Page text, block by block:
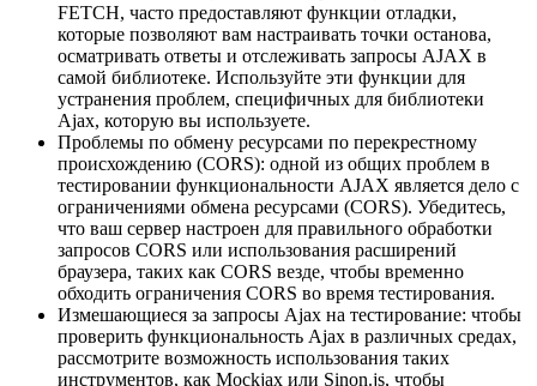
FETCH, часто предоставляют функции отладки,
которые позволяют вам настраивать точки останова,
осматривать ответы и отслеживать запросы AJAX в
самой библиотеке. Используйте эти функции для
устранения проблем, специфичных для библиотеки
Ajax, которую вы используете.
Проблемы по обмену ресурсами по перекрестному
происхождению (CORS): одной из общих проблем в
тестировании функциональности AJAX является дело с
ограничениями обмена ресурсами (CORS). Убедитесь,
что ваш сервер настроен для правильного обработки
запросов CORS или использования расширений
браузера, таких как CORS везде, чтобы временно
обходить ограничения CORS во время тестирования.
Измешающиеся за запросы Ajax на тестирование: чтобы
проверить функциональность Ajax в различных средах,
рассмотрите возможность использования таких
инструментов, как Mockjax или Sinon.js, чтобы